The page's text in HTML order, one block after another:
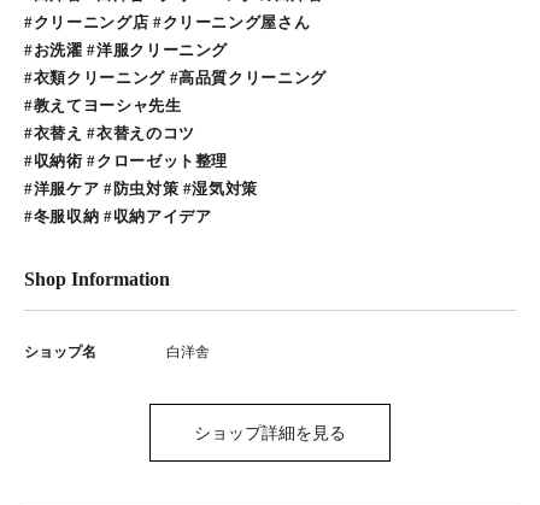
#クリーニング店 #クリーニング屋さん
#お洗濯 #洋服クリーニング
#衣類クリーニング #高品質クリーニング
#教えてヨーシャ先生
#衣替え #衣替えのコツ
#収納術 #クローゼット整理
#洋服ケア #防虫対策 #湿気対策
#冬服収納 #収納アイデア
Shop Information
ショップ名 白洋舎
ショップ詳細を見る